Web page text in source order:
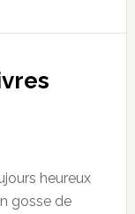
heureux
gosse de